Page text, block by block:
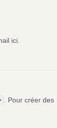
ici.
. Pour créer des